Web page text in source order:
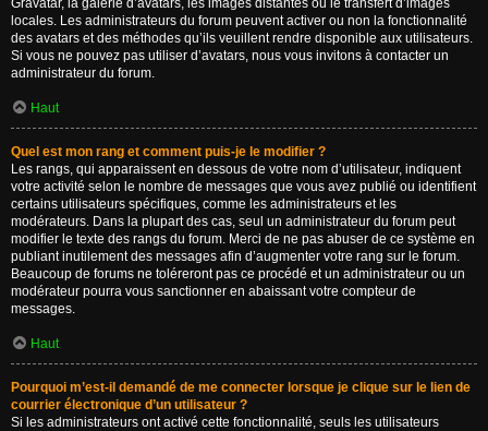
Gravatar, la galerie d’avatars, les images distantes ou le transfert d’images
locales. Les administrateurs du forum peuvent activer ou non la fonctionnalité
des avatars et des méthodes qu’ils veuillent rendre disponible aux utilisateurs.
Si vous ne pouvez pas utiliser d’avatars, nous vous invitons à contacter un
administrateur du forum.
Haut
Quel est mon rang et comment puis-je le modifier ?
Les rangs, qui apparaissent en dessous de votre nom d’utilisateur, indiquent
votre activité selon le nombre de messages que vous avez publié ou identifient
certains utilisateurs spécifiques, comme les administrateurs et les
modérateurs. Dans la plupart des cas, seul un administrateur du forum peut
modifier le texte des rangs du forum. Merci de ne pas abuser de ce système en
publiant inutilement des messages afin d’augmenter votre rang sur le forum.
Beaucoup de forums ne toléreront pas ce procédé et un administrateur ou un
modérateur pourra vous sanctionner en abaissant votre compteur de
messages.
Haut
Pourquoi m’est-il demandé de me connecter lorsque je clique sur le lien de
courrier électronique d’un utilisateur ?
Si les administrateurs ont activé cette fonctionnalité, seuls les utilisateurs